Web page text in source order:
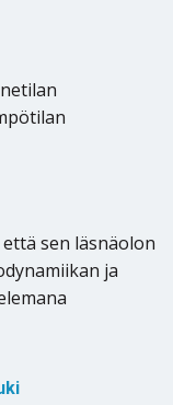
sen läsnäolon
ja